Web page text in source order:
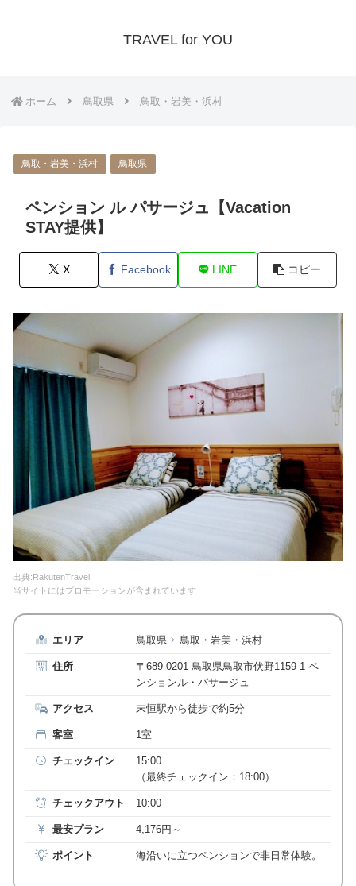
TRAVEL for YOU
ホーム 鳥取県 鳥取・岩美・浜村
鳥取・岩美・浜村 鳥取県
ペンション ル パサージュ【Vacation
STAY提供】
X Facebook LINE コピー
出典:RakutenTravel
当サイトにはプロモーションが含まれています
エリア 鳥取県 鳥取・岩美・浜村
住所
〒689-0201 鳥取県鳥取市伏野1159-1 ペ
ンションル・パサージュ
アクセス 末恒駅から徒歩で約5分
客室 1室
チェックイン
15:00
（最終チェックイン：18:00）
チェックアウト 10:00
最安プラン 4,176円～
ポイント 海沿いに立つペンションで非日常体験。